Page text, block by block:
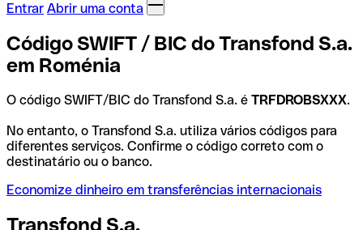
Entrar Abrir uma conta
Código SWIFT / BIC do Transfond S.a.
em Roménia
O código SWIFT/BIC do Transfond S.a. é TRFDROBSXXX.
No entanto, o Transfond S.a. utiliza vários códigos para
diferentes serviços. Confirme o código correto com o
destinatário ou o banco.
Economize dinheiro em transferências internacionais
Transfond S.a.